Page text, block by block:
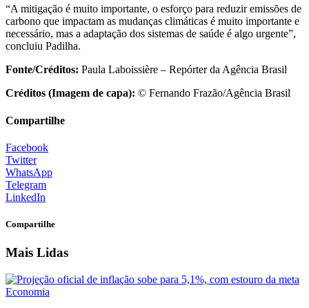
“A mitigação é muito importante, o esforço para reduzir emissões de
carbono que impactam as mudanças climáticas é muito importante e
necessário, mas a adaptação dos sistemas de saúde é algo urgente”,
concluiu Padilha.
Fonte/Créditos: Paula Laboissière – Repórter da Agência Brasil
Créditos (Imagem de capa): © Fernando Frazão/Agência Brasil
Compartilhe
Facebook
Twitter
WhatsApp
Telegram
LinkedIn
Compartilhe
Mais Lidas
Economia